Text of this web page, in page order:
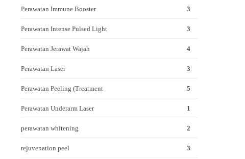
Perawatan Immune Booster 3
Perawatan Intense Pulsed Light 3
Perawatan Jerawat Wajah 4
Perawatan Laser 3
Perawatan Peeling (Treatment 5
Perawatan Underarm Laser 1
perawatan whitening 2
rejuvenation peel 3